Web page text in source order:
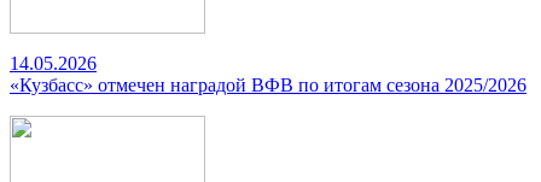
14.05.2026
«Кузбасс» отмечен наградой ВФВ по итогам сезона 2025/2026